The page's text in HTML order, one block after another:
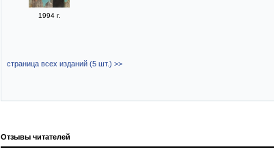
1994 г.
страница всех изданий (5 шт.) >>
Отзывы читателей